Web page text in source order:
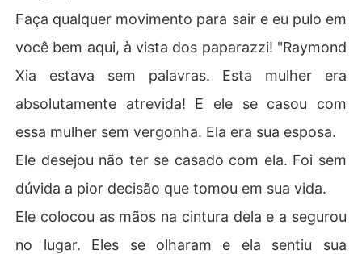
Faça qualquer movimento para sair e eu pulo em
você bem aqui, à vista dos paparazzi! "Raymond
Xia estava sem palavras. Esta mulher era
absolutamente atrevida! E ele se casou com
essa mulher sem vergonha. Ela era sua esposa.
Ele desejou não ter se casado com ela. Foi sem
dúvida a pior decisão que tomou em sua vida.
Ele colocou as mãos na cintura dela e a segurou
no lugar. Eles se olharam e ela sentiu sua